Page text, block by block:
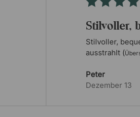
Stilvoller,
Stilvoller,
ausstrahlt (
Peter
Dezember 13